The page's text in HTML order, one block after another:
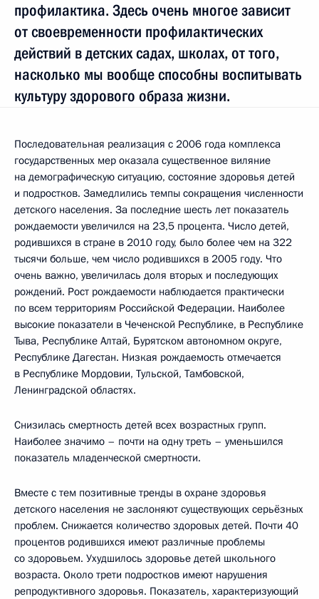
профилактика. Здесь очень многое зависит
от своевременности профилактических
действий в детских садах, школах, от того,
насколько мы вообще способны воспитывать
культуру здорового образа жизни.
Последовательная реализация с 2006 года комплекса
государственных мер оказала существенное виляние
на демографическую ситуацию, состояние здоровья детей
и подростков. Замедлились темпы сокращения численности
детского населения. За последние шесть лет показатель
рождаемости увеличился на 23,5 процента. Число детей,
родившихся в стране в 2010 году, было более чем на 322
тысячи больше, чем число родившихся в 2005 году. Что
очень важно, увеличилась доля вторых и последующих
рождений. Рост рождаемости наблюдается практически
по всем территориям Российской Федерации. Наиболее
высокие показатели в Чеченской Республике, в Республике
Тыва, Республике Алтай, Бурятском автономном округе,
Республике Дагестан. Низкая рождаемость отмечается
в Республике Мордовии, Тульской, Тамбовской,
Ленинградской областях.
Снизилась смертность детей всех возрастных групп.
Наиболее значимо – почти на одну треть – уменьшился
показатель младенческой смертности.
Вместе с тем позитивные тренды в охране здоровья
детского населения не заслоняют существующих серьёзных
проблем. Снижается количество здоровых детей. Почти 40
процентов родившихся имеют различные проблемы
со здоровьем. Ухудшилось здоровье детей школьного
возраста. Около трети подростков имеют нарушения
репродуктивного здоровья. Показатель, характеризующий